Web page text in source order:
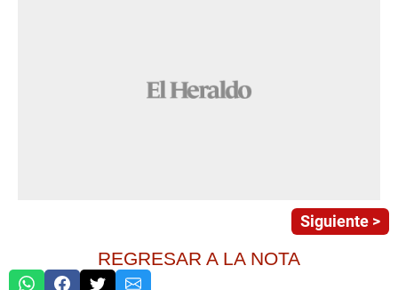
Siguiente >
REGRESAR A LA NOTA